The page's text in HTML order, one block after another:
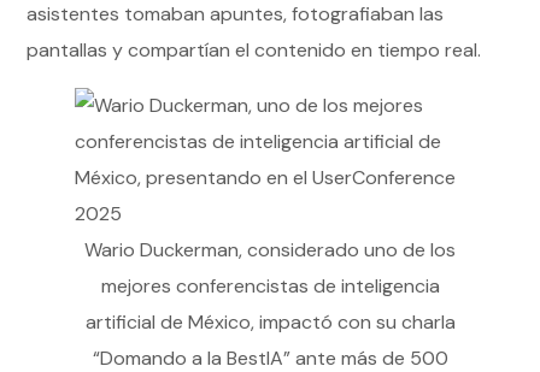
asistentes tomaban apuntes, fotografiaban las
pantallas y compartían el contenido en tiempo real.
Wario Duckerman, considerado uno de los
mejores conferencistas de inteligencia
artificial de México, impactó con su charla
“Domando a la BestIA” ante más de 500